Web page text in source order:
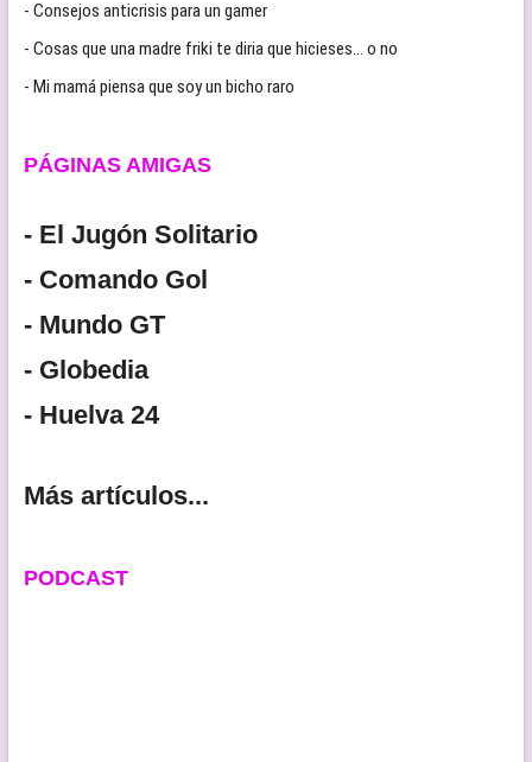
- Consejos anticrisis para un gamer
- Cosas que una madre friki te diria que hicieses… o no
- Mi mamá piensa que soy un bicho raro
PÁGINAS AMIGAS
- El Jugón Solitario
- Comando Gol
- Mundo GT
- Globedia
- Huelva 24
Más artículos...
PODCAST